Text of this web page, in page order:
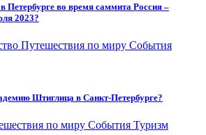
Петербурге во время саммита Россия –
2023?
Путешествия по миру События
Штиглица в Санкт-Петербурге?
по миру События Туризм